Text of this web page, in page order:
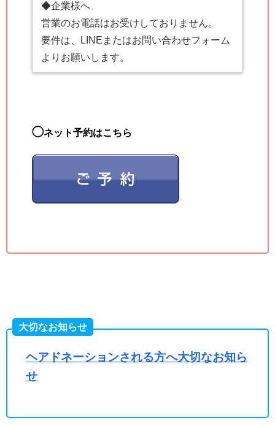
◆企業様へ
営業のお電話はお受けしておりません。
要件は、LINEまたはお問い合わせフォーム
よりお願いします。
◯ネット予約はこちら
大切なお知らせ
ヘアドネーションされる方へ大切なお知ら
せ